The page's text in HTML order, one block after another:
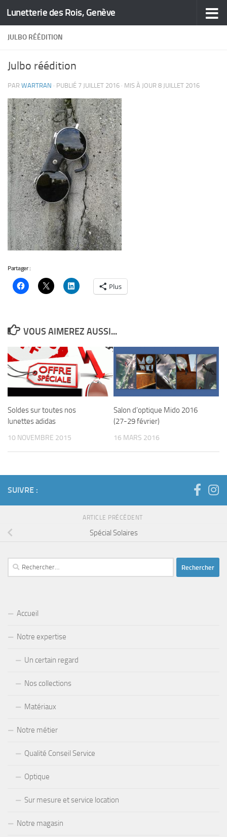
Skip to content
Lunetterie des Rois, Genève
JULBO RÉÉDITION
Julbo réédition
PAR WARTRAN · PUBLIÉ 7 JUILLET 2016 · MIS À JOUR 8 JUILLET 2016
Partager :
Plus
VOUS AIMEREZ AUSSI...
Soldes sur toutes nos
lunettes adidas
10 NOVEMBRE 2015
Salon d’optique Mido 2016
(27-29 février)
16 MARS 2016
SUIVRE :
ARTICLE PRÉCÉDENT
Spécial Solaires
Rechercher :
Accueil
Notre expertise
Un certain regard
Nos collections
Matériaux
Notre métier
Qualité Conseil Service
Optique
Sur mesure et service location
Notre magasin